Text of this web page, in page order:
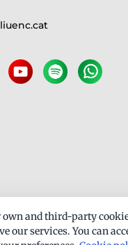
own and third-party
our services. You can